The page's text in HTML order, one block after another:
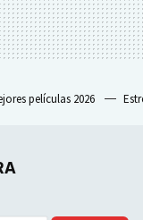
películas 2026